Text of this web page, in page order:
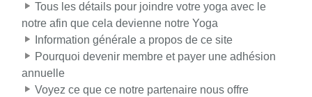
Tous les détails pour joindre votre yoga avec le
notre afin que cela devienne notre Yoga
Information générale a propos de ce site
Pourquoi devenir membre et payer une adhésion
annuelle
Voyez ce que ce notre partenaire nous offre